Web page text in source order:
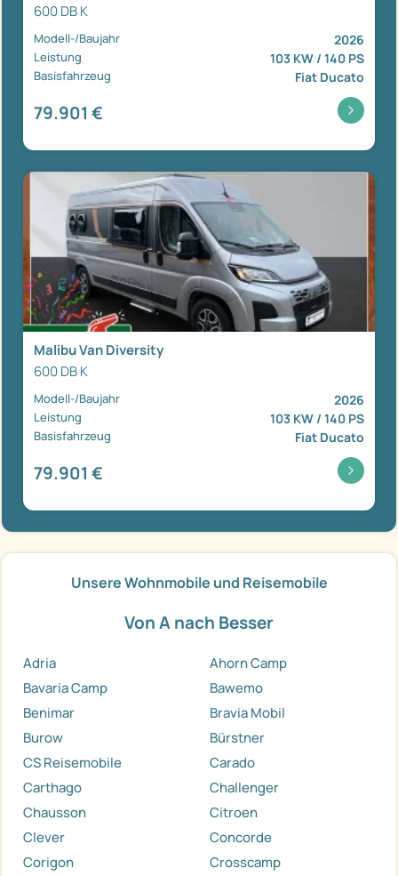
600 DB K
Modell-/Baujahr 2026
Leistung 103 KW / 140 PS
Basisfahrzeug Fiat Ducato
79.901 €
Malibu Van Diversity
600 DB K
Modell-/Baujahr 2026
Leistung 103 KW / 140 PS
Basisfahrzeug Fiat Ducato
79.901 €
Unsere Wohnmobile und Reisemobile
Von A nach Besser
Adria
Ahorn Camp
Bavaria Camp
Bawemo
Benimar
Bravia Mobil
Burow
Bürstner
CS Reisemobile
Carado
Carthago
Challenger
Chausson
Citroen
Clever
Concorde
Corigon
Crosscamp